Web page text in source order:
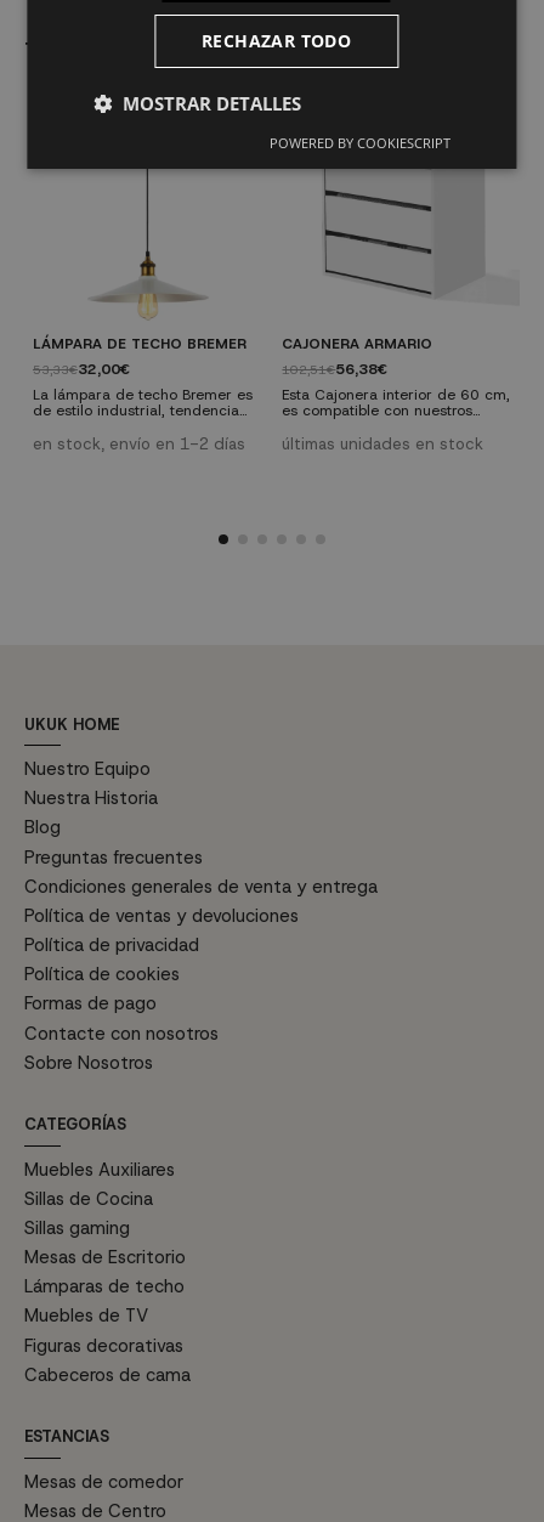
También le puede interesar
LÁMPARA DE TECHO BREMER
53,33€32,00€
La lámpara de techo Bremer es
de estilo industrial, tendencia
tanto en espacios públicos como
privados, aparentemente fría
en stock, envío en 1-2 días
CAJONERA ARMARIO
102,51€56,38€
Esta Cajonera interior de 60 cm,
es compatible con nuestros
armarios: Nelma y Alba. Completa
estos armarios con la cajonera
últimas unidades en stock
UKUK HOME
Nuestro Equipo
Nuestra Historia
Blog
Preguntas frecuentes
Condiciones generales de venta y entrega
Política de ventas y devoluciones
Política de privacidad
Política de cookies
Formas de pago
Contacte con nosotros
Sobre Nosotros
CATEGORÍAS
Muebles Auxiliares
Sillas de Cocina
Sillas gaming
Mesas de Escritorio
Lámparas de techo
Muebles de TV
Figuras decorativas
Cabeceros de cama
ESTANCIAS
Mesas de comedor
Mesas de Centro
RECHAZAR TODO
MOSTRAR DETALLES
POWERED BY COOKIESCRIPT